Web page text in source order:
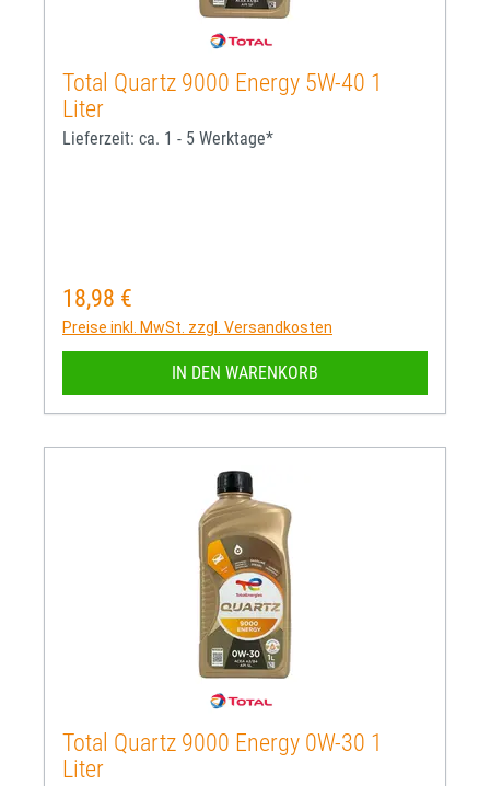
Total Quartz 9000 Energy 5W-40 1
Liter
Lieferzeit: ca. 1 - 5 Werktage*
Regulärer Preis:
18,98 €
Preise inkl. MwSt. zzgl. Versandkosten
IN DEN WARENKORB
Total Quartz 9000 Energy 0W-30 1
Liter